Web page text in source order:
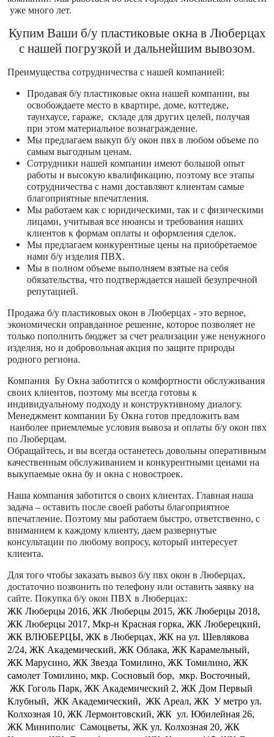
уже много лет.
Купим Ваши б/у пластиковые окна в Люберцах
с нашей погрузкой и дальнейшим вывозом.
Преимущества сотрудничества с нашей компанией:
Продавая б/у пластиковые окна нашей компании, вы
освобождаете место в квартире, доме, коттедже,
таунхаусе, гараже, складе для других целей, получая
при этом материальное вознаграждение.
Мы предлагаем выкуп б/у окон пвх в любом объеме по
самым выгодным ценам.
Сотрудники нашей компании имеют большой опыт
работы и высокую квалификацию, поэтому все этапы
сотрудничества с нами доставляют клиентам самые
благоприятные впечатления.
Мы работаем как с юридическими, так и с физическими
лицами, учитывая все нюансы и требования наших
клиентов к формам оплаты и оформления сделок.
Мы предлагаем конкурентные цены на приобретаемое
нами б/у изделия ПВХ.
Мы в полном объеме выполняем взятые на себя
обязательства, что подтверждается нашей безупречной
репутацией.
Продажа б/у пластиковых окон в Люберцах - это верное,
экономически оправданное решение, которое позволяет не
только пополнить бюджет за счет реализации уже ненужного
изделия, но и добровольная акция по защите природы
родного региона.
Компания Бу Окна заботится о комфортности обслуживания
своих клиентов, поэтому мы всегда готовы к
индивидуальному подходу и конструктивному диалогу.
Менеджмент компании Бу Окна готов предложить вам
наиболее приемлемые условия вывоза и оплаты б/у окон пвх
по Люберцам.
Обращайтесь, и вы всегда останетесь довольны оперативным
качественным обслуживанием и конкурентными ценами на
выкупаемые окна бу и окна с новостроек.
Наша компания заботится о своих клиентах. Главная наша
задача – оставить после своей работы благоприятное
впечатление. Поэтому мы работаем быстро, ответственно, с
вниманием к каждому клиенту, даем развернутые
консультации по любому вопросу, который интересует
клиента.
Для того чтобы заказать вывоз б/у пвх окон в Люберцах,
достаточно позвонить по телефону или оставить заявку на
сайте. Покупка б/у окон ПВХ в Люберцах:
ЖК Люберцы 2016, ЖК Люберцы 2015, ЖК Люберцы 2018,
ЖК Люберцы 2017, Мкр-н Красная горка, ЖК Люберецкий,
ЖК ВЛЮБЕРЦЫ, ЖК в Люберцах, ЖК на ул. Шевлякова
2/24, ЖК Академический, ЖК Облака, ЖК Карамельный,
ЖК Марусино, ЖК Звезда Томилино, ЖК Томилино, ЖК
самолет Томилино, мкр. Сосновый бор, мкр. Восточный,
ЖК Гоголь Парк, ЖК Академический 2, ЖК Дом Первый
Клубный, ЖК Академический, ЖК Ареал, ЖК У метро ул.
Колхозная 10, ЖК Лермонтовский, ЖК ул. Юбилейная 26,
ЖК Миниполис Самоцветы, ЖК ул. Колхозная 20, ЖК